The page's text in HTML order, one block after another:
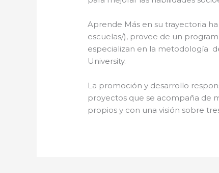
Aprende Más en su trayectoria
escuelas/), provee de un
especializan en la metodología
University.
La promoción y desarrollo
proyectos que se acompaña de
propios y con una visión sobre